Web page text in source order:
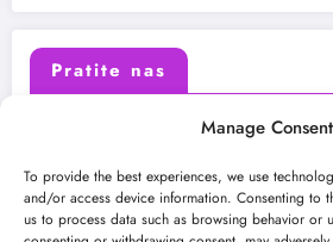
Manage Consent
To provide the best experiences, we use
and/or access device information. Consenting to
us to process data such as browsing behavior or
Pratite nas
Instagram